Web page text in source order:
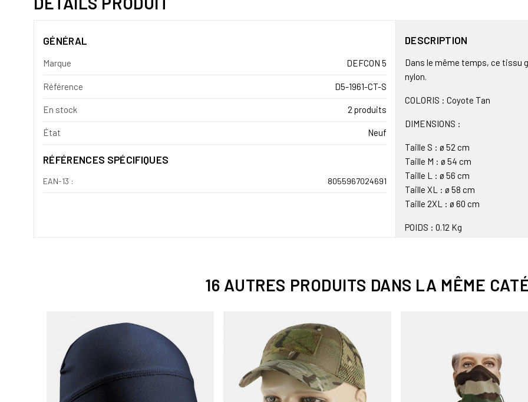
GÉNÉRAL
Marque DEFCON 5
Référence D5-1961-CT-S
En stock 2 produits
État Neuf
RÉFÉRENCES SPÉCIFIQUES
EAN-13 : 8055967024691
DESCRIPTION
Dans le même temps, ce tissu
nylon.
COLORIS : Coyote Tan
DIMENSIONS :
Taille S : ø 52 cm
Taille M : ø 54 cm
Taille L : ø 56 cm
Taille XL : ø 58 cm
Taille 2XL : ø 60 cm
POIDS : 0.12 Kg
16 AUTRES PRODUITS DANS LA MÊME